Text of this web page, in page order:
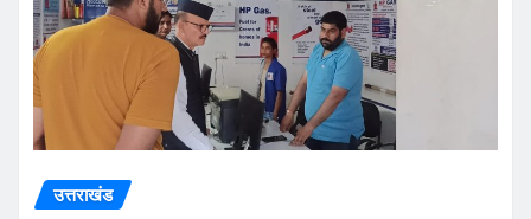
उत्तराखंड